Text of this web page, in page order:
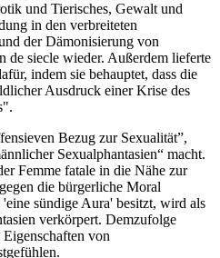
und Tierisches, Gewalt und
in den verbreiteten
der Dämonisierung von
de siecle wieder. Außerdem lieferte
indem sie behauptet, dass die
Ausdruck einer Krise des
Bezug zur Sexualität”,
Sexualphantasien“ macht.
Femme fatale in die Nähe zur
die bürgerliche Moral
sündige Aura' besitzt, wird als
verkörpert. Demzufolge
Eigenschaften von